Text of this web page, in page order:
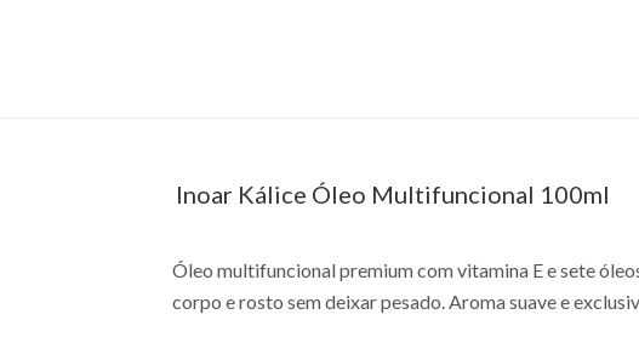
Inoar Kálice Óleo Multifuncional 100ml
Óleo multifuncional premium com vitamina E e sete
corpo e rosto sem deixar pesado. Aroma suave e